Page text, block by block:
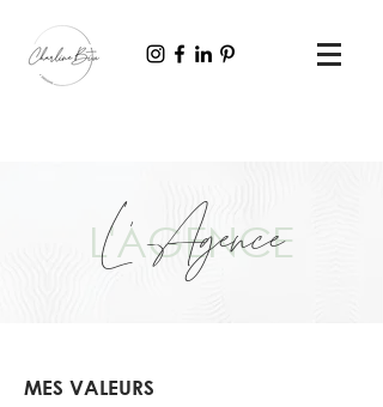
L'AGENCE
L' Agence
MES VALEURS